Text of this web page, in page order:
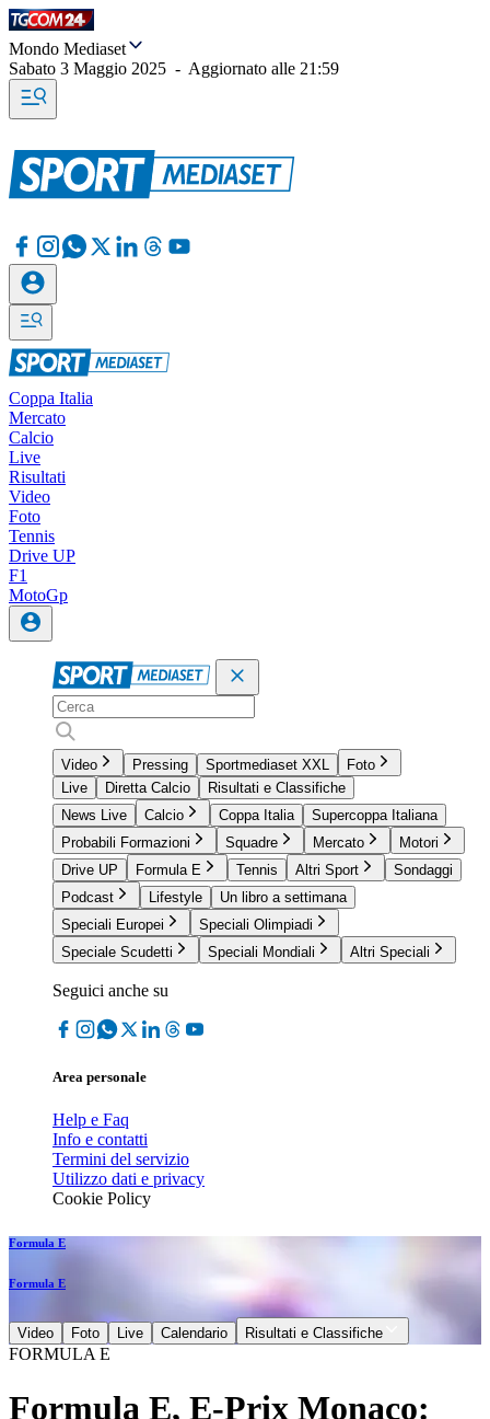
Mondo Mediaset
Sabato 3 Maggio 2025 - Aggiornato alle 21:59
Coppa Italia
Mercato
Calcio
Live
Risultati
Video
Foto
Tennis
Drive UP
F1
MotoGp
Video Pressing Sportmediaset XXL
Foto
Live
Diretta Calcio
Risultati e Classifiche
News Live
Calcio Coppa Italia
Supercoppa Italiana
Probabili Formazioni
Squadre Mercato
Motori
Drive UP
Formula E Tennis Altri Sport
Sondaggi
Podcast
Lifestyle
Un libro a settimana
Speciali Europei
Speciali Olimpiadi
Speciale Scudetti
Speciali Mondiali Altri Speciali
Seguici anche su
Area personale
Help e Faq
Info e contatti
Termini del servizio
Utilizzo dati e privacy
Cookie Policy
Formula E
Formula E
Video Foto Live Calendario Risultati e Classifiche
FORMULA E
Formula E, E-Prix Monaco: